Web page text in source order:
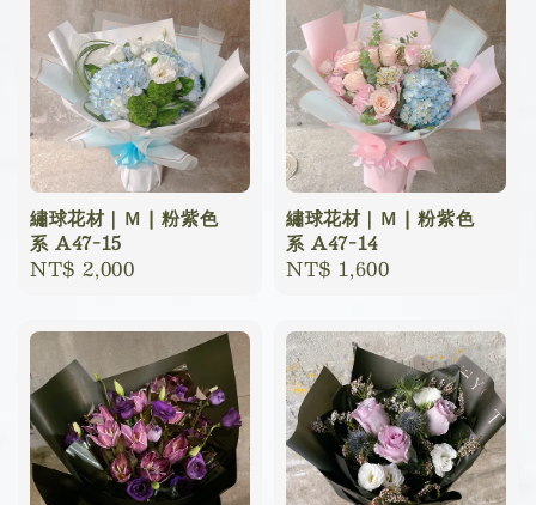
繡球花材｜Ｍ | 粉紫色
系 A47-15
Regular
NT$ 2,000
繡球花材｜Ｍ | 粉紫色
系 A47-14
Regular
NT$ 1,600